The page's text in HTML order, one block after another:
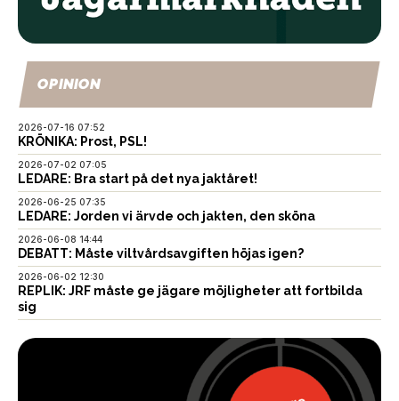
OPINION
2026-07-16 07:52
KRÖNIKA: Prost, PSL!
2026-07-02 07:05
LEDARE: Bra start på det nya jaktåret!
2026-06-25 07:35
LEDARE: Jorden vi ärvde och jakten, den sköna
2026-06-08 14:44
DEBATT: Måste viltvårdsavgiften höjas igen?
2026-06-02 12:30
REPLIK: JRF måste ge jägare möjligheter att fortbilda
sig